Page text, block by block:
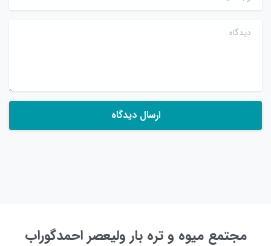
دیدگاه
مجتمع میوه و تره بار ولیعصر احمدگوراب